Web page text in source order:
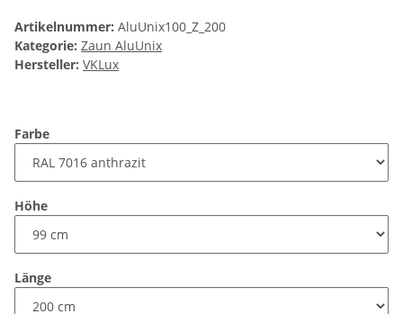
Artikelnummer: AluUnix100_Z_200
Kategorie: Zaun AluUnix
Hersteller: VKLux
Farbe
Höhe
Länge